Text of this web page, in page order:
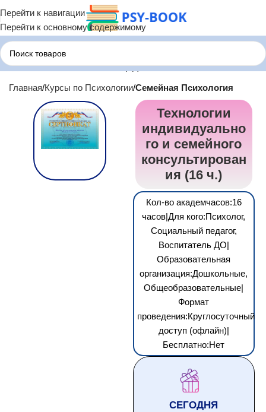
Перейти к навигации
Перейти к основному содержимому
Главная Курсы по Психологии Семейная Психология
Технологии
индивидуально
го и семейного
консультирован
ия (16 ч.)
Кол-во академчасов:16
часов|Для кого:Психолог,
Социальный педагог,
Воспитатель ДО|
Образовательная
организация:Дошкольные,
Общеобразовательные|
Формат
проведения:Круглосуточный
доступ (офлайн)|
Бесплатно:Нет
СЕГОДНЯ